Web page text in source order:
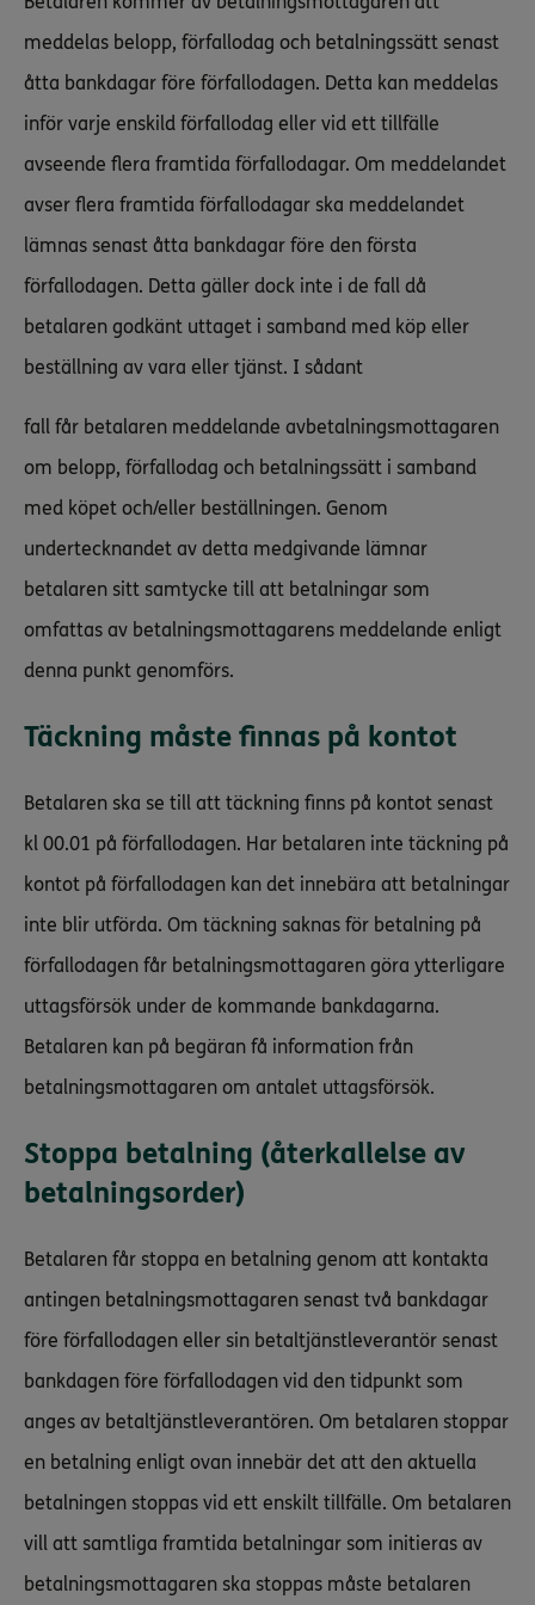
meddelas belopp, förfallodag och betalningssätt senast
åtta bankdagar före förfallodagen. Detta kan meddelas
inför varje enskild förfallodag eller vid ett tillfälle
avseende flera framtida förfallodagar. Om meddelandet
avser flera framtida förfallodagar ska meddelandet
lämnas senast åtta bankdagar före den första
förfallodagen. Detta gäller dock inte i de fall då
betalaren godkänt uttaget i samband med köp eller
beställning av vara eller tjänst. I sådant
fall får betalaren meddelande avbetalningsmottagaren
om belopp, förfallodag och betalningssätt i samband
med köpet och/eller beställningen. Genom
undertecknandet av detta medgivande lämnar
betalaren sitt samtycke till att betalningar som
omfattas av betalningsmottagarens meddelande enligt
denna punkt genomförs.
Täckning måste finnas på kontot
Betalaren ska se till att täckning finns på kontot senast
kl 00.01 på förfallodagen. Har betalaren inte täckning på
kontot på förfallodagen kan det innebära att betalningar
inte blir utförda. Om täckning saknas för betalning på
förfallodagen får betalningsmottagaren göra ytterligare
uttagsförsök under de kommande bankdagarna.
Betalaren kan på begäran få information från
betalningsmottagaren om antalet uttagsförsök.
Stoppa betalning (återkallelse av
betalningsorder)
Betalaren får stoppa en betalning genom att kontakta
antingen betalningsmottagaren senast två bankdagar
före förfallodagen eller sin betaltjänstleverantör senast
bankdagen före förfallodagen vid den tidpunkt som
anges av betaltjänstleverantören. Om betalaren stoppar
en betalning enligt ovan innebär det att den aktuella
betalningen stoppas vid ett enskilt tillfälle. Om betalaren
vill att samtliga framtida betalningar som initieras av
betalningsmottagaren ska stoppas måste betalaren